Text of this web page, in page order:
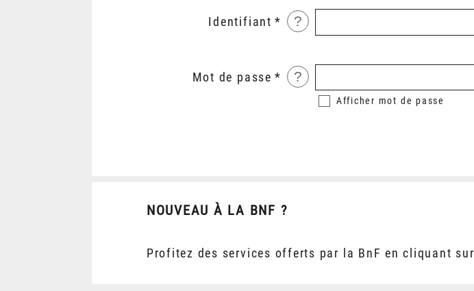
Identifiant ?
Mot de passe ?
Afficher mot de passe
NOUVEAU À LA BNF ?
Profitez des services offerts par la BnF en cliquant sur